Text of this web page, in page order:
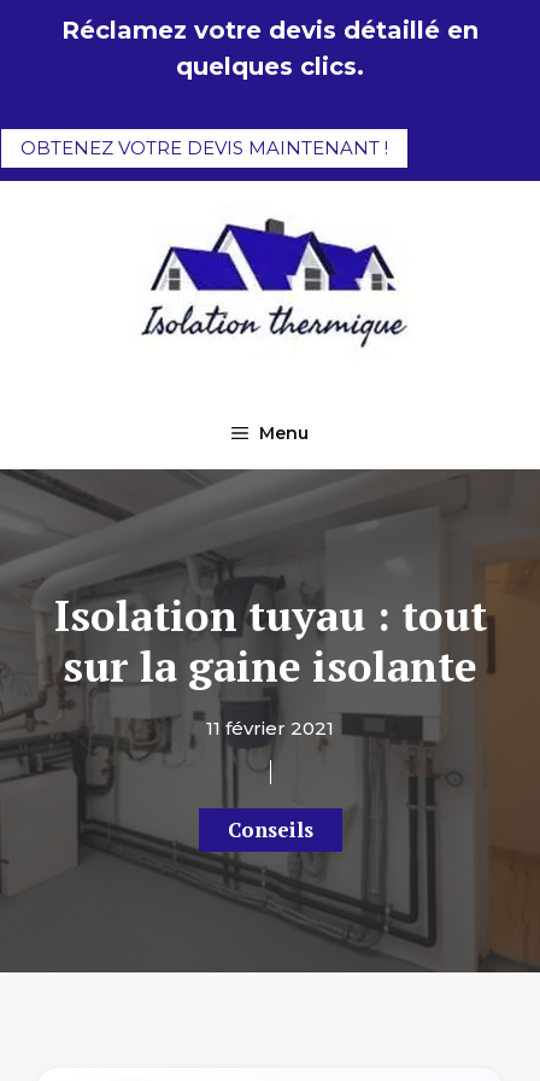
Réclamez votre devis détaillé en
quelques clics.
OBTENEZ VOTRE DEVIS MAINTENANT !
Menu
Isolation tuyau : tout
sur la gaine isolante
11 février 2021
Conseils